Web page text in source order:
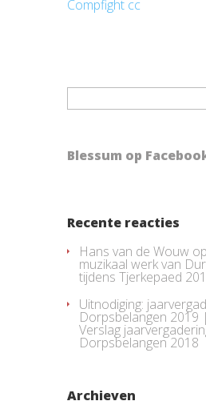
Compfight cc
Zoeken
Blessum op
Recente reacties
Hans van de Wouw op
muzikaal werk van
tijdens Tjerkepaed
Uitnodiging:
Dorpsbelangen 2019
Verslag
Dorpsbelangen 2018
Archieven